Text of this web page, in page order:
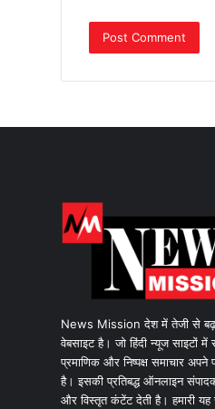
News Mission देश में तेजी से
वेबसाइट है। जो हिंदी न्यूज साइटों
प्रमाणिक और निष्पक्ष समाचार अपने
है। इसकी प्रतिबद्ध ऑनलाइन
और विस्तृत कंटेंट देती है। हमारी